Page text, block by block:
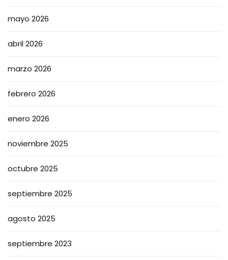
mayo 2026
abril 2026
marzo 2026
febrero 2026
enero 2026
noviembre 2025
octubre 2025
septiembre 2025
agosto 2025
septiembre 2023